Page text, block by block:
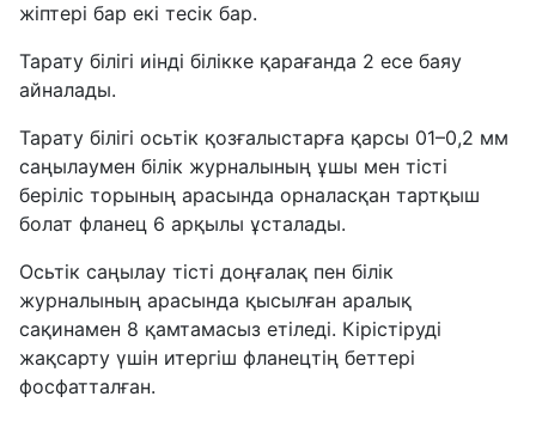
жіптері бар екі тесік бар.
Тарату білігі иінді білікке қарағанда 2 есе баяу
айналады.
Тарату білігі осьтік қозғалыстарға қарсы 01–0,2 мм
саңылаумен білік журналының ұшы мен тісті
беріліс торының арасында орналасқан тартқыш
болат фланец 6 арқылы ұсталады.
Осьтік саңылау тісті доңғалақ пен білік
журналының арасында қысылған аралық
сақинамен 8 қамтамасыз етіледі. Кірістіруді
жақсарту үшін итергіш фланецтің беттері
фосфатталған.